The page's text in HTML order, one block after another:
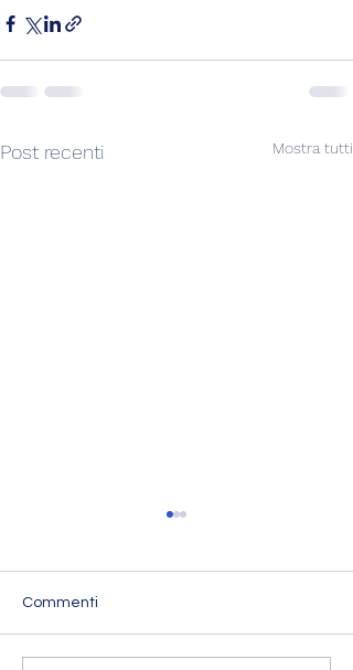
Post recenti Mostra tutti
Commenti